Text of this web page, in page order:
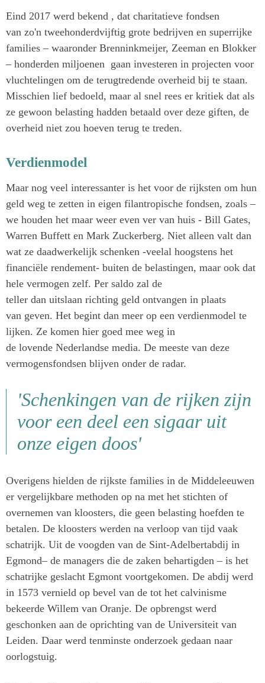
Eind 2017 werd bekend , dat charitatieve fondsen
van zo'n tweehonderdvijftig grote bedrijven en superrijke
families – waaronder Brenninkmeijer, Zeeman en Blokker
– honderden miljoenen gaan investeren in projecten voor
vluchtelingen om de terugtredende overheid bij te staan.
Misschien lief bedoeld, maar al snel rees er kritiek dat als
ze gewoon belasting hadden betaald over deze giften, de
overheid niet zou hoeven terug te treden.
Verdienmodel
Maar nog veel interessanter is het voor de rijksten om hun
geld weg te zetten in eigen filantropische fondsen, zoals –
we houden het maar weer even ver van huis - Bill Gates,
Warren Buffett en Mark Zuckerberg. Niet alleen valt dan
wat ze daadwerkelijk schenken -veelal hoogstens het
financiële rendement- buiten de belastingen, maar ook dat
hele vermogen zelf. Per saldo zal de
teller dan uitslaan richting geld ontvangen in plaats
van geven. Het begint dan meer op een verdienmodel te
lijken. Ze komen hier goed mee weg in
de lovende Nederlandse media. De meeste van deze
vermogensfondsen blijven onder de radar.
'Schenkingen van de rijken zijn
voor een deel een sigaar uit
onze eigen doos'
Overigens hielden de rijkste families in de Middeleeuwen
er vergelijkbare methoden op na met het stichten of
overnemen van kloosters, die geen belasting hoefden te
betalen. De kloosters werden na verloop van tijd vaak
schatrijk. Uit de voogden van de Sint-Adelbertabdij in
Egmond– de managers die de zaken behartigden – is het
schatrijke geslacht Egmont voortgekomen. De abdij werd
in 1573 vernield op bevel van de tot het calvinisme
bekeerde Willem van Oranje. De opbrengst werd
geschonken aan de oprichting van de Universiteit van
Leiden. Daar werd tenminste onderzoek gedaan naar
oorlogstuig.